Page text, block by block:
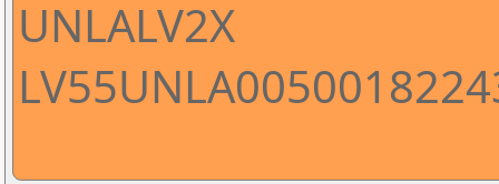
UNLALV2X